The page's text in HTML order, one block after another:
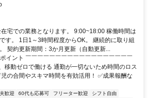
宅での業務となります。 9:00~18:00 稼働時間は
す。 1日1～3時間程度からOK。 継続的に取り組
契約更新期間：3か月更新（自動更新...
イント ￣￣￣￣￣￣￣￣￣￣￣￣￣￣￣￣￣￣
移動ゼロで働ける 通勤が一切ないため時間のロス
の合間やスキマ時間を有効活用！ ✅成果報酬な
歓迎 60代も応募可 フリーター歓迎
シフト自由